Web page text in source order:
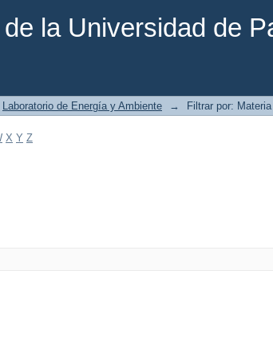
la Universidad de
Laboratorio de Energía y Ambiente → Filtrar por: Materia
X Y Z